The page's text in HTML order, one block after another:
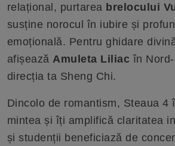
relațional, purtarea brelocului
susține norocul în iubire și
emoțională. Pentru ghidare
afișează Amuleta Liliac în
direcția ta Sheng Chi.
Dincolo de romantism, Steaua 4
mintea și îți amplifică claritatea
și studenții beneficiază de